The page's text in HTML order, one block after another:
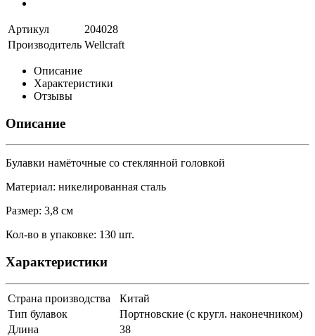
Артикул
204028
Производитель Wellcraft
Описание
Характеристики
Отзывы
Описание
Булавки намёточные со стеклянной головкой
Материал: никелированная сталь
Размер: 3,8 см
Кол-во в упаковке: 130 шт.
Характеристики
Страна производства
Китай
Тип булавок
Портновские (с кругл. наконечником)
Длина
38